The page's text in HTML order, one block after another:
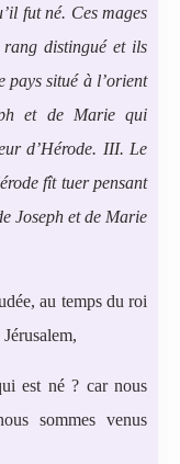
fut né. Ces mages
rang distingué et ils
pays situé à l’orient
et de Marie qui
d’Hérode. III. Le
fît tuer pensant
Joseph et de Marie
au temps du roi
est né ? car nous
sommes venus